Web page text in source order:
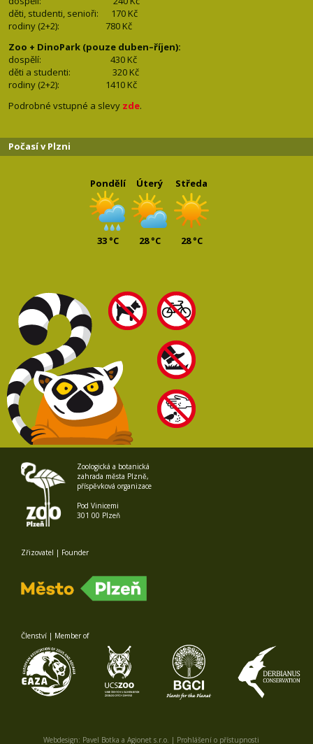
děti, studenti, senioři: 170 Kč
rodiny (2+2): 780 Kč
Zoo + DinoPark (pouze duben–říjen):
dospělí: 430 Kč
děti a studenti: 320 Kč
rodiny (2+2): 1410 Kč
Podrobné vstupné a slevy zde.
Počasí v Plzni
Pondělí
33 °C
Úterý
28 °C
Středa
28 °C
Zoologická a botanická
zahrada města Plzně,
příspěvková organizace
Pod Vinicemi
301 00 Plzeň
Zřizovatel | Founder
Členství | Member of
Webdesign: Pavel Botka a Agionet s.r.o. | Prohlášení o přístupnosti